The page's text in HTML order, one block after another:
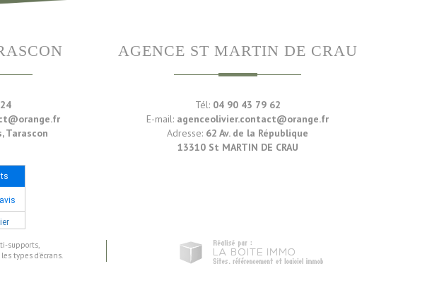
Tarascon
AGENCE ST MARTIN DE CRAU
Tél: 04 90 43 79 62
E-mail: agenceolivier.contact@orange.fr
Adresse: 62 Av. de la République
13310 St MARTIN DE CRAU
supports,
types d'écrans.